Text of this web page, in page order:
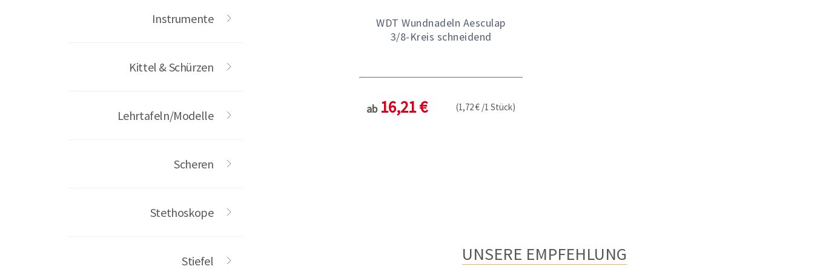
Instrumente
Kittel & Schürzen
Lehrtafeln/Modelle
Scheren
Stethoskope
Stiefel
WDT Wundnadeln Aesculap
3/8-Kreis schneidend
ab 16,21 € (1,72 € /1 Stück)
UNSERE EMPFEHLUNG